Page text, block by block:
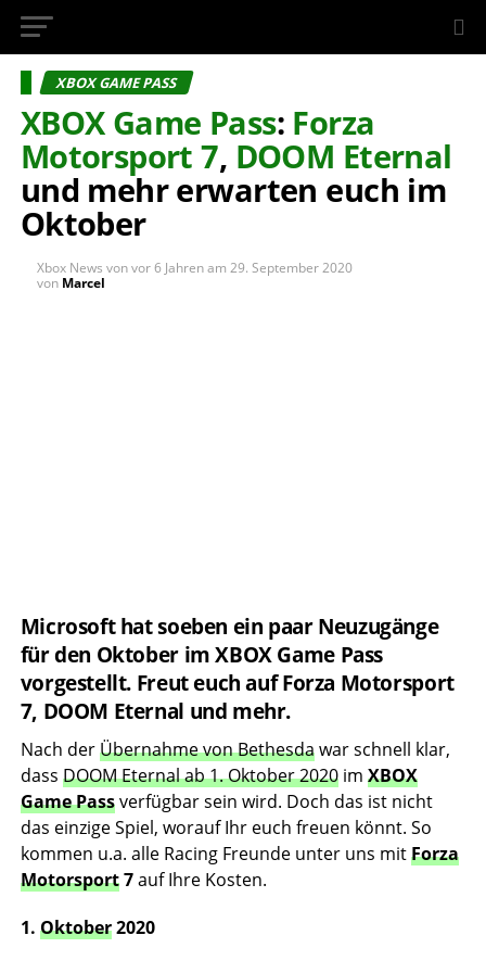
InsideXbox.de
XBOX GAME PASS
XBOX Game Pass: Forza
Motorsport 7, DOOM Eternal
und mehr erwarten euch im
Oktober
Xbox News vonvor 6 Jahrenam 29. September 2020
von Marcel
Microsoft hat soeben ein paar Neuzugänge
für den Oktober im XBOX Game Pass
vorgestellt. Freut euch auf Forza Motorsport
7, DOOM Eternal und mehr.
Nach derÜbernahme von Bethesdawar schnell klar,
dass DOOM Eternal ab 1. Oktober 2020im XBOX
Game Passverfügbar sein wird. Doch das ist nicht
das einzige Spiel, worauf Ihr euch freuen könnt. So
kommen u.a. alle Racing Freunde unter uns mitForza
Motorsport7auf Ihre Kosten.
1. Oktober2020